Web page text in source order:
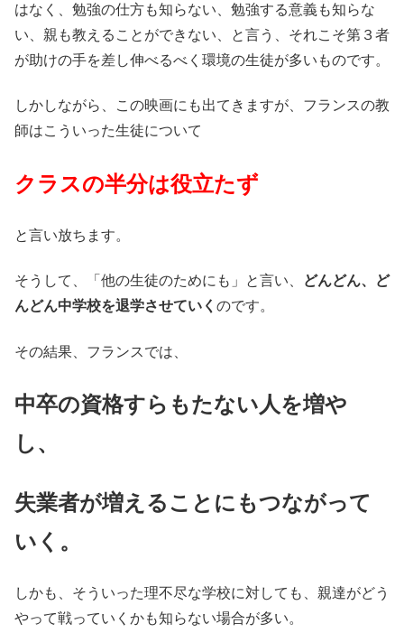
はなく、勉強の仕方も知らない、勉強する意義も知らな
い、親も教えることができない、と言う、それこそ第３者
が助けの手を差し伸べるべく環境の生徒が多いものです。
しかしながら、この映画にも出てきますが、フランスの教
師はこういった生徒について
クラスの半分は役立たず
と言い放ちます。
そうして、「他の生徒のためにも」と言い、
どんどん、ど
んどん中学校を退学させていく のです。
その結果、フランスでは、
中卒の資格すらもたない人を増や
し、
失業者が増えることにもつながって
いく。
しかも、そういった理不尽な学校に対しても、親達がどう
やって戦っていくかも知らない場合が多い。